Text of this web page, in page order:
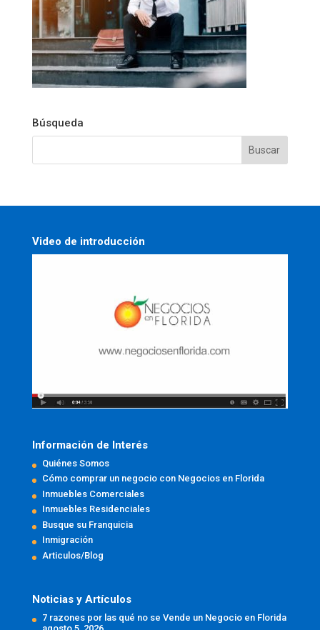
Búsqueda
Video de introducción
Información de Interés
Quiénes Somos
Cómo comprar un negocio con Negocios en Florida
Inmuebles Comerciales
Inmuebles Residenciales
Busque su Franquicia
Inmigración
Articulos/Blog
Noticias y Artículos
7 razones por las qué no se Vende un Negocio en Florida